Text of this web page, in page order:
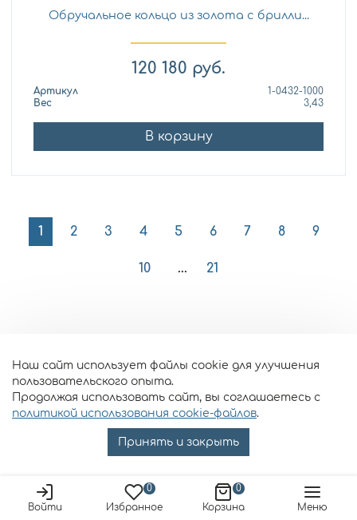
Войти
0
Избранное
0
Корзина
Меню
Обручальное кольцо из золота с брилли...
120 180 руб.
Артикул
1-0432-1000
Вес
3,43
В корзину
1 2 3 4 5 6 7 8 9
10 21
ПОПУЛЯРНЫЕ КАТЕГОРИИ
Наш сайт использует файлы cookie для улучшения
пользовательского опыта.
Продолжая использовать сайт, вы соглашаетесь с
политикой использования cookie-файлов.
Принять и закрыть